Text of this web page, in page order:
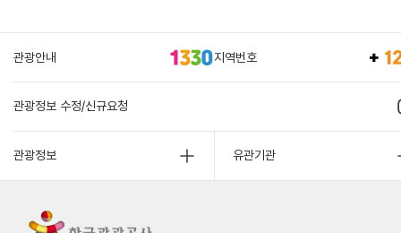
관광안내 지역번호
관광정보 수정/신규요청
관광정보 유관기관